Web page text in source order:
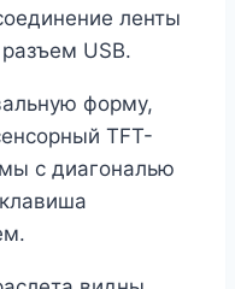
ленты
USB.
форму,
TFT-
с диагональю